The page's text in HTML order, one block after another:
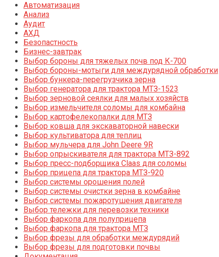
Автоматизация
Анализ
Аудит
АХД
Безопастность
Бизнес-завтрак
Выбор бороны для тяжелых почв под К-700
Выбор бороны-мотыги для междурядной обработки
Выбор бункера-перегрузчика зерна
Выбор генератора для трактора МТЗ-1523
Выбор зерновой сеялки для малых хозяйств
Выбор измельчителя соломы для комбайна
Выбор картофелекопалки для МТЗ
Выбор ковша для экскаваторной навески
Выбор культиватора для теплиц
Выбор мульчера для John Deere 9R
Выбор опрыскивателя для трактора МТЗ-892
Выбор пресс-подборщика Claas для соломы
Выбор прицепа для трактора МТЗ-920
Выбор системы орошения полей
Выбор системы очистки зерна в комбайне
Выбор системы пожаротушения двигателя
Выбор тележки для перевозки техники
Выбор фаркопа для полуприцепа
Выбор фаркопа для трактора МТЗ
Выбор фрезы для обработки междурядий
Выбор фрезы для подготовки почвы